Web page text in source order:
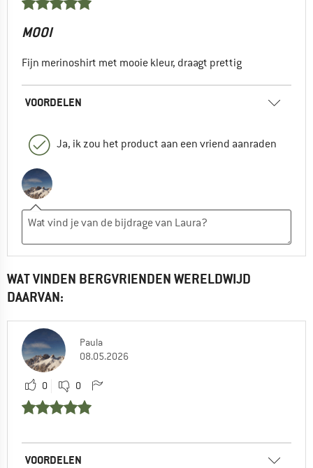
MOOI
Fijn merinoshirt met mooie kleur, draagt prettig
VOORDELEN
Ja, ik zou het product aan een vriend aanraden
WAT VINDEN BERGVRIENDEN WERELDWIJD
DAARVAN:
Paula
08.05.2026
0 0
VOORDELEN